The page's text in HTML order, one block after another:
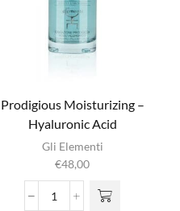
Prodigious Moisturizing –
Hyaluronic Acid
Gli Elementi
€48,00
Prodigious